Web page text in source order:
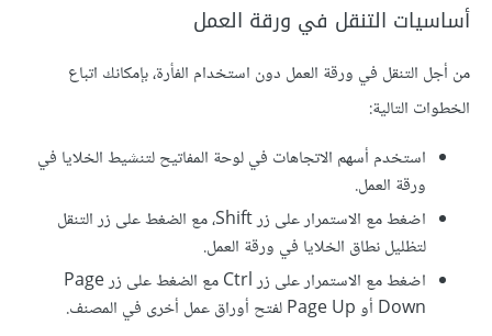
أساسيات التنقل في ورقة العمل
من أجل التنقل في ورقة العمل دون استخدام الفأرة، بإمكانك اتباع
الخطوات التالية:
استخدم أسهم الاتجاهات في لوحة المفاتيح لتنشيط الخلايا في
ورقة العمل.
اضغط مع الاستمرار على زر Shift، مع الضغط على زر التنقل
لتظليل نطاق الخلايا في ورقة العمل.
اضغط مع الاستمرار على زر Ctrl مع الضغط على زر Page
Down أو Page Up لفتح أوراق عمل أخرى في المصنف.